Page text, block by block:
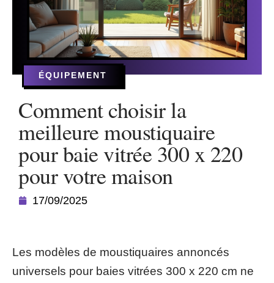
ÉQUIPEMENT
Comment choisir la
meilleure moustiquaire
pour baie vitrée 300 x 220
pour votre maison
17/09/2025
Les modèles de moustiquaires annoncés
universels pour baies vitrées 300 x 220 cm ne